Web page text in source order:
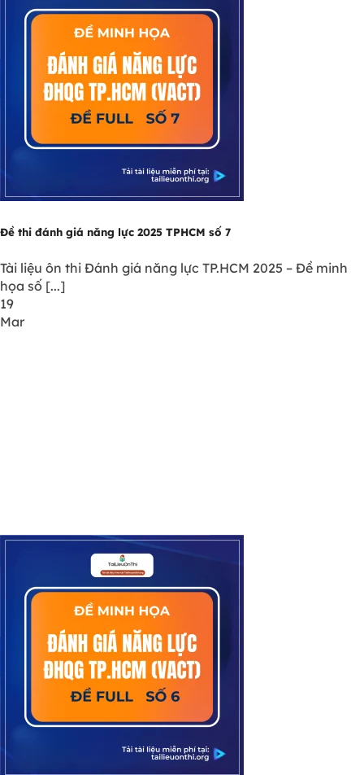
Đề thi đánh giá năng lực 2025 TPHCM số 7
Tài liệu ôn thi Đánh giá năng lực TP.HCM 2025 – Đề minh
họa số [...]
19
Mar